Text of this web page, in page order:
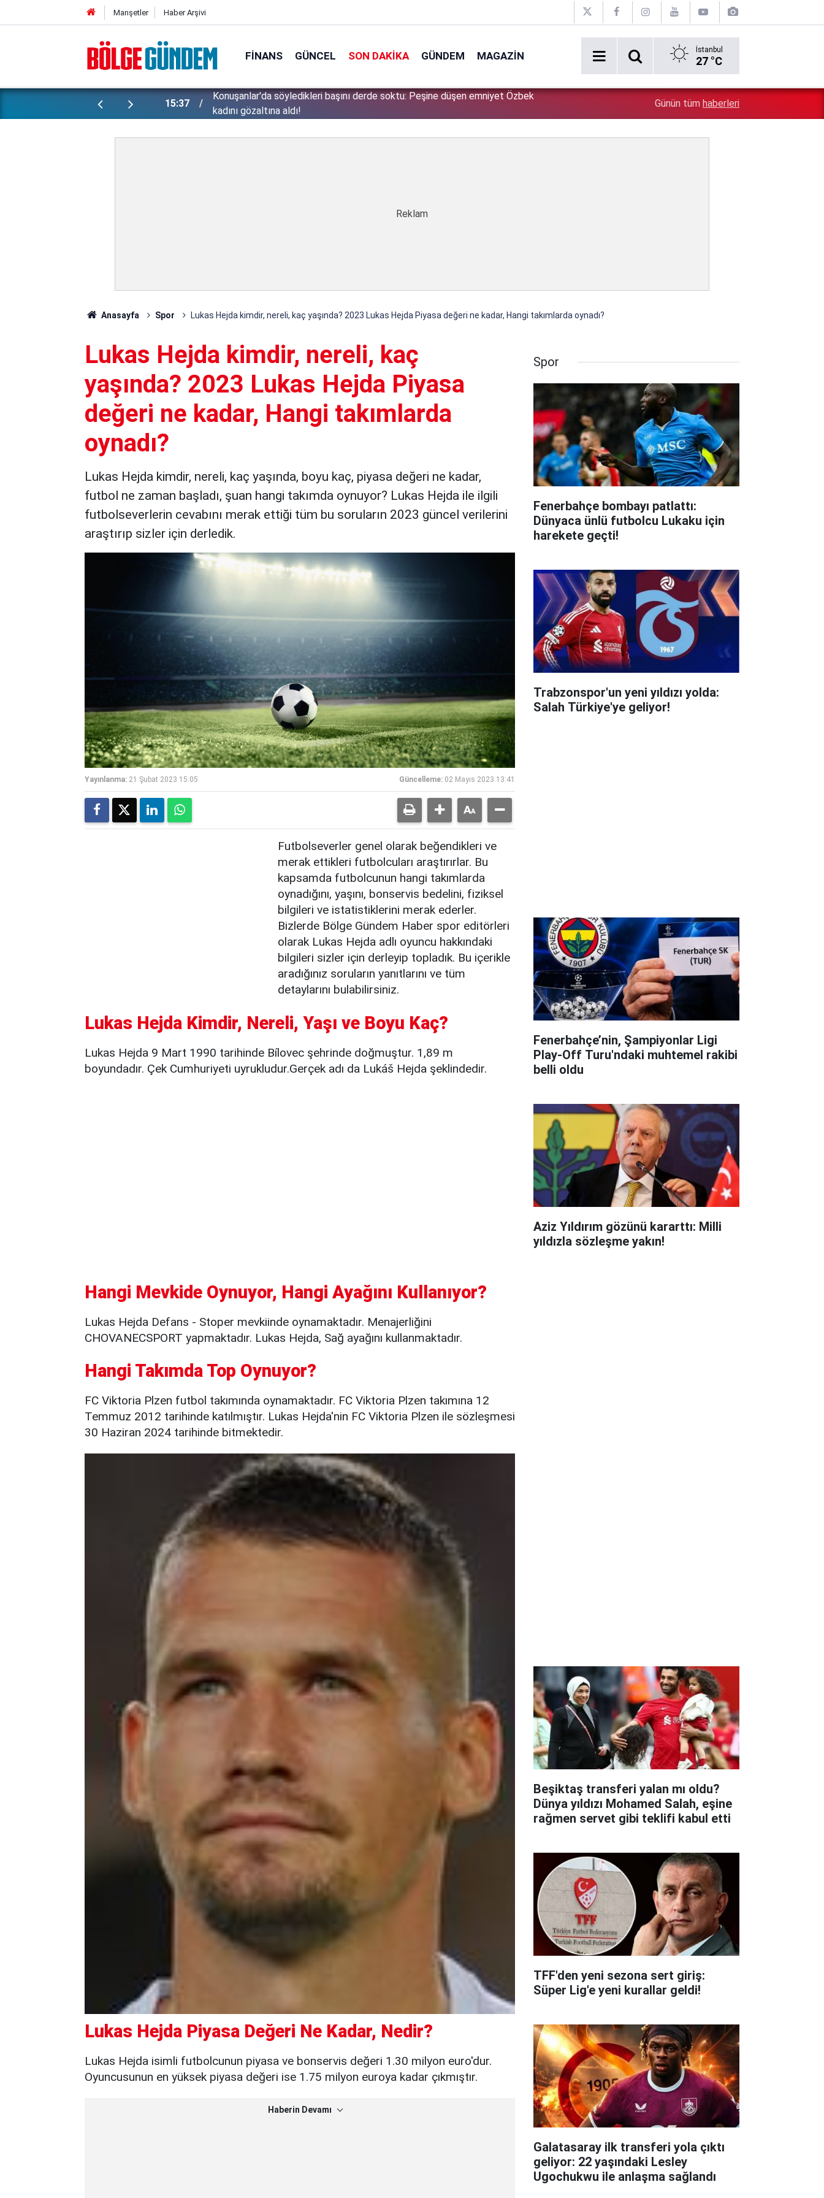
Manşetler Haber Arşivi
FINANS GÜNCEL SON DAKIKA GÜNDEM MAGAZIN İstanbul
27 °C
ünlü futbolcu Lukaku için harekete
15:37
Konuşanlar'da söyledikleri başını derde soktu: Peşine düşen emniyet Özbek
kadını gözaltına aldı!
Çin'in gözü doymuyor: Altın rezervleri doldu taştı!
Günün tüm haberleri
Anasayfa Spor Lukas Hejda kimdir, nereli, kaç yaşında? 2023 Lukas Hejda Piyasa değeri ne kadar, Hangi takımlarda oynadı?
Lukas Hejda kimdir, nereli, kaç
yaşında? 2023 Lukas Hejda Piyasa
değeri ne kadar, Hangi takımlarda
oynadı?
Lukas Hejda kimdir, nereli, kaç yaşında, boyu kaç, piyasa değeri ne kadar,
futbol ne zaman başladı, şuan hangi takımda oynuyor? Lukas Hejda ile ilgili
futbolseverlerin cevabını merak ettiği tüm bu soruların 2023 güncel verilerini
araştırıp sizler için derledik.
Yayınlanma: 21 Şubat 2023 15:05 Güncelleme: 02 Mayıs 2023 13:41
Futbolseverler genel olarak beğendikleri ve
merak ettikleri futbolcuları araştırırlar. Bu
kapsamda futbolcunun hangi takımlarda
oynadığını, yaşını, bonservis bedelini, fiziksel
bilgileri ve istatistiklerini merak ederler.
Bizlerde Bölge Gündem Haber spor editörleri
olarak Lukas Hejda adlı oyuncu hakkındaki
bilgileri sizler için derleyip topladık. Bu içerikle
aradığınız soruların yanıtlarını ve tüm
detaylarını bulabilirsiniz.
Lukas Hejda Kimdir, Nereli, Yaşı ve Boyu Kaç?
Lukas Hejda 9 Mart 1990 tarihinde Bílovec şehrinde doğmuştur. 1,89 m
boyundadır. Çek Cumhuriyeti uyrukludur.Gerçek adı da Lukáš Hejda şeklindedir.
Hangi Mevkide Oynuyor, Hangi Ayağını Kullanıyor?
Lukas Hejda Defans - Stoper mevkiinde oynamaktadır. Menajerliğini
CHOVANECSPORT yapmaktadır. Lukas Hejda, Sağ ayağını kullanmaktadır.
Hangi Takımda Top Oynuyor?
FC Viktoria Plzen futbol takımında oynamaktadır. FC Viktoria Plzen takımına 12
Temmuz 2012 tarihinde katılmıştır. Lukas Hejda'nin FC Viktoria Plzen ile sözleşmesi
30 Haziran 2024 tarihinde bitmektedir.
Lukas Hejda Piyasa Değeri Ne Kadar, Nedir?
Lukas Hejda isimli futbolcunun piyasa ve bonservis değeri 1.30 milyon euro'dur.
Oyuncusunun en yüksek piyasa değeri ise 1.75 milyon euroya kadar çıkmıştır.
Haberin Devamı
Spor
Fenerbahçe bombayı patlattı:
Dünyaca ünlü futbolcu Lukaku için
harekete geçti!
Trabzonspor'un yeni yıldızı yolda:
Salah Türkiye'ye geliyor!
Fenerbahçe’nin, Şampiyonlar Ligi
Play-Off Turu'ndaki muhtemel rakibi
belli oldu
Aziz Yıldırım gözünü kararttı: Milli
yıldızla sözleşme yakın!
Beşiktaş transferi yalan mı oldu?
Dünya yıldızı Mohamed Salah, eşine
rağmen servet gibi teklifi kabul etti
TFF'den yeni sezona sert giriş:
Süper Lig'e yeni kurallar geldi!
Galatasaray ilk transferi yola çıktı
geliyor: 22 yaşındaki Lesley
Ugochukwu ile anlaşma sağlandı